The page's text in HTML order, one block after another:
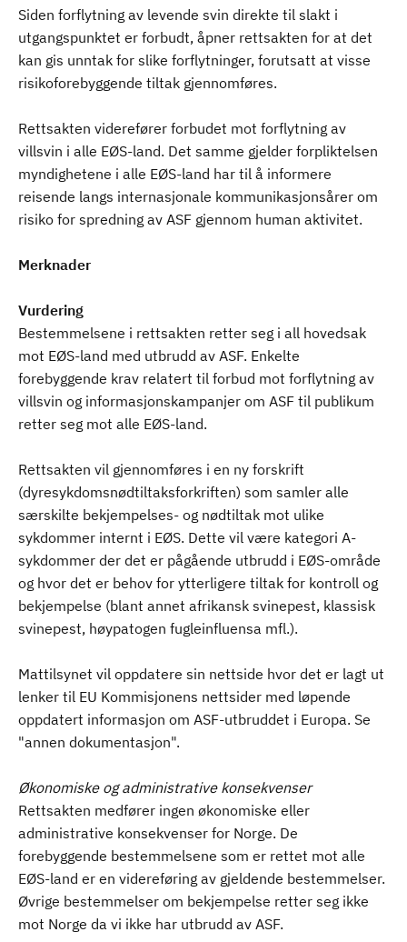
Siden forflytning av levende svin direkte til slakt i
utgangspunktet er forbudt, åpner rettsakten for at det
kan gis unntak for slike forflytninger, forutsatt at visse
risikoforebyggende tiltak gjennomføres.
Rettsakten viderefører forbudet mot forflytning av
villsvin i alle EØS-land. Det samme gjelder forpliktelsen
myndighetene i alle EØS-land har til å informere
reisende langs internasjonale kommunikasjonsårer om
risiko for spredning av ASF gjennom human aktivitet.
Merknader
Vurdering
Bestemmelsene i rettsakten retter seg i all hovedsak
mot EØS-land med utbrudd av ASF. Enkelte
forebyggende krav relatert til forbud mot forflytning av
villsvin og informasjonskampanjer om ASF til publikum
retter seg mot alle EØS-land.
Rettsakten vil gjennomføres i en ny forskrift
(dyresykdomsnødtiltaksforkriften) som samler alle
særskilte bekjempelses- og nødtiltak mot ulike
sykdommer internt i EØS. Dette vil være kategori A-
sykdommer der det er pågående utbrudd i EØS-område
og hvor det er behov for ytterligere tiltak for kontroll og
bekjempelse (blant annet afrikansk svinepest, klassisk
svinepest, høypatogen fugleinfluensa mfl.).
Mattilsynet vil oppdatere sin nettside hvor det er lagt ut
lenker til EU Kommisjonens nettsider med løpende
oppdatert informasjon om ASF-utbruddet i Europa. Se
"annen dokumentasjon".
Økonomiske og administrative konsekvenser
Rettsakten medfører ingen økonomiske eller
administrative konsekvenser for Norge. De
forebyggende bestemmelsene som er rettet mot alle
EØS-land er en videreføring av gjeldende bestemmelser.
Øvrige bestemmelser om bekjempelse retter seg ikke
mot Norge da vi ikke har utbrudd av ASF.